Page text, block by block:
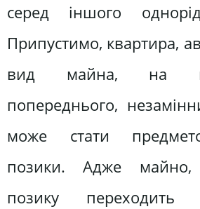
серед іншого
Припустимо, квартира,
вид майна, на
попереднього,
може стати
позики. Адже
позику переходить